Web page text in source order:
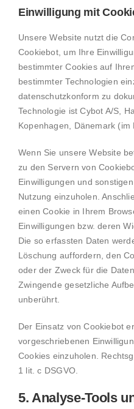
Einwilligung mit
Unsere Website nutzt die
Cookiebot, um Ihre
bestimmter Cookies auf
bestimmter Technologien
datenschutzkonform zu
Technologie ist Cybot A/S,
Kopenhagen, Dänemark (im
Wenn Sie unsere Website
zu den Servern von
Einwilligungen und
Nutzung einzuholen.
einen Cookie in Ihrem
Einwilligungen bzw. deren
Die so erfassten Daten
Löschung auffordern, den
oder der Zweck für die
Zwingende gesetzliche
unberührt.
Der Einsatz von Cookiebot
vorgeschriebenen
Cookies einzuholen.
1 lit. c DSGVO.
5. Analyse-Tools